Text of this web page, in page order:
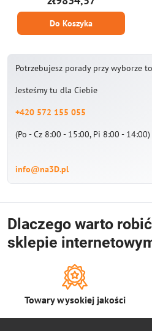
drukować np. na miękkich foliach,
kartonach, a nawet na twardych
metalach. Podłoże może być prawie
podkładów...
Do Koszyka
Potrzebujesz porady przy wyborze
Jesteśmy tu dla Ciebie
+420 572 155 055
(Po - Cz 8:00 - 15:00, Pi 8:00 - 14:00)
info@na3D.pl
Dlaczego warto
sklepie
Towary wysokiej jakości